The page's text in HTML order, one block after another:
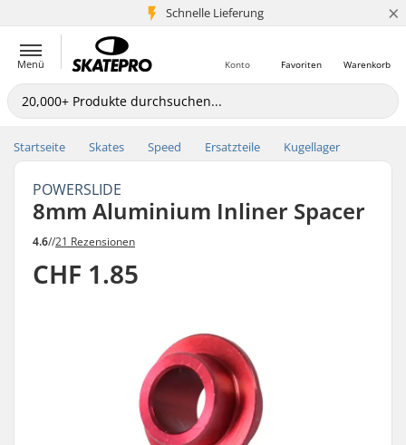
Schnelle Lieferung
5+ Mio. Kunden ×
Menü Warenkorb
Favoriten
Konto
Startseite Skates Speed Ersatzteile Kugellager
POWERSLIDE
8mm Aluminium Inliner Spacer
4.6//21 Rezensionen
CHF 1.85